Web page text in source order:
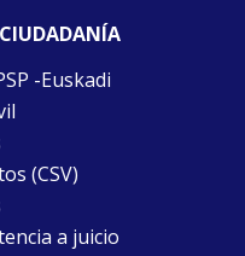
-Euskadi
(CSV)
a juicio